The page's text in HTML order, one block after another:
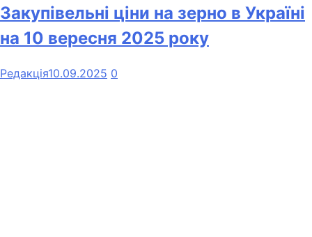
Закупівельні ціни на зерно в Україні
на 10 вересня 2025 року
Редакція10.09.2025 0